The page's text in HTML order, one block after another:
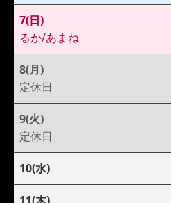
7(日)
るか/あまね
8(月)
定休日
9(火)
定休日
10(水)